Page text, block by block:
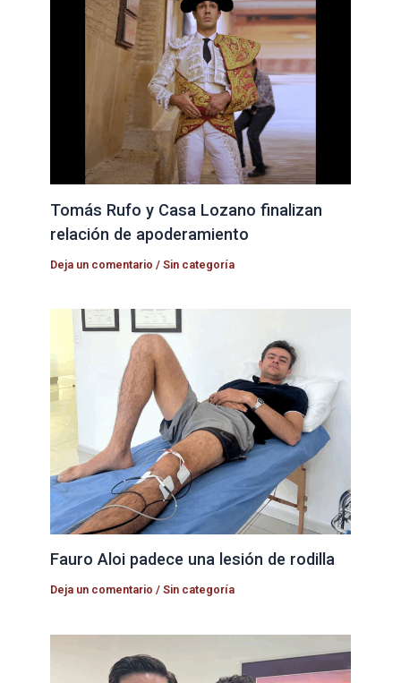
Tomás Rufo y Casa Lozano finalizan
relación de apoderamiento
Deja un comentario /Sin categoría
Fauro Aloi padece una lesión de rodilla
Deja un comentario /Sin categoría